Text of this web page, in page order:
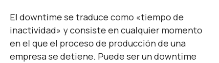
El downtime se traduce como «tiempo de
inactividad» y consiste en cualquier momento
en el que el proceso de producción de una
empresa se detiene. Puede ser un downtime